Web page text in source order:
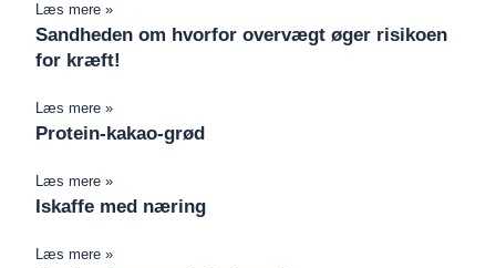
Læs mere »
Sandheden om hvorfor overvægt øger risikoen
for kræft!
Læs mere »
Protein-kakao-grød
Læs mere »
Iskaffe med næring
Læs mere »